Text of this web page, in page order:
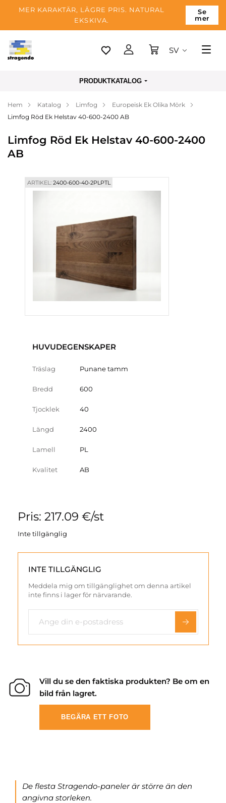
MER KARAKTÄR, LÄGRE PRIS. NATURAL
EKSKIVA.
Se
mer
Tallinn
Betalning
Blogg
SV
PRODUKTKATALOG
Hem Katalog Limfog
Europeisk Ek Olika Mörk
Limfog Röd Ek Helstav 40-600-2400 AB
Limfog Röd Ek Helstav 40-600-2400
AB
ARTIKEL:2400-600-40-2PLPTL
HUVUDEGENSKAPER
Träslag Punane tamm
Bredd 600
Tjocklek 40
Längd 2400
Lamell PL
Kvalitet AB
Pris: 217.09 €/st
Inte tillgänglig
INTE TILLGÄNGLIG
Meddela mig om tillgänglighet om denna artikel
inte finns i lager för närvarande.
Vill du se den faktiska produkten? Be om en
bild från lagret.
BEGÄRA ETT FOTO
De flesta Stragendo-paneler är större än den
angivna storleken.